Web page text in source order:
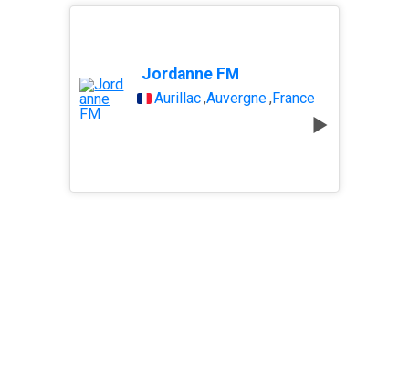
Jordanne FM
Aurillac,Auvergne,France